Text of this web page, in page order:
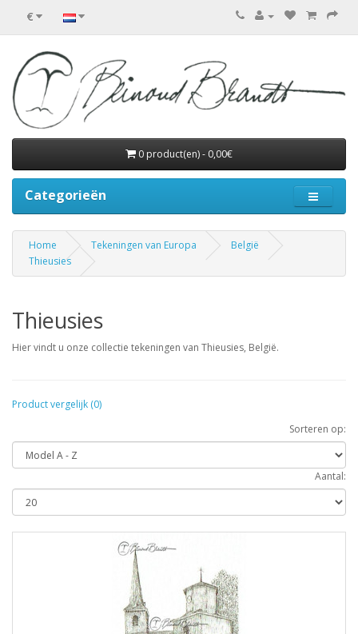
€
0 product(en) - 0,00€
Categorieën
Home Tekeningen van Europa
België
Thieusies
Thieusies
Hier vindt u onze collectie tekeningen van Thieusies, België.
Product vergelijk (0)
Sorteren op:
Aantal: